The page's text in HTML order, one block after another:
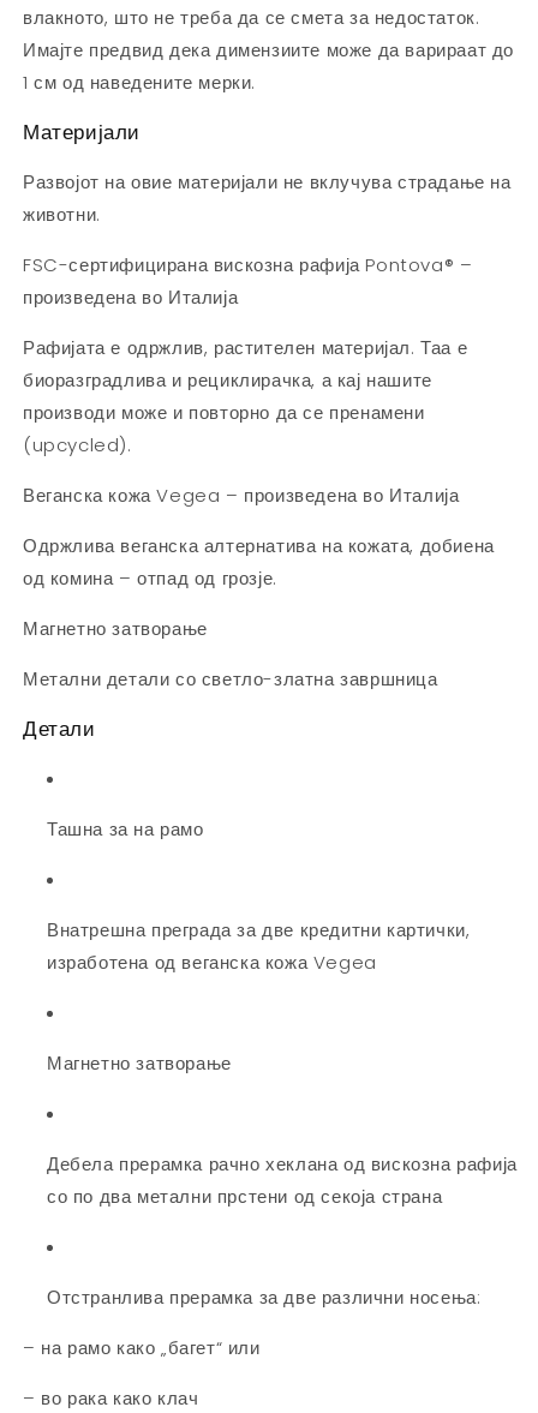
влакното, што не треба да се смета за недостаток.
Имајте предвид дека димензиите може да варираат до
1 см од наведените мерки.
Материјали
Развојот на овие материјали не вклучува страдање на
животни.
FSC-сертифицирана вискозна рафија Pontova® –
произведена во Италија
Рафијата е одржлив, растителен материјал. Таа е
биоразградлива и рециклирачка, а кај нашите
производи може и повторно да се пренамени
(upcycled).
Веганска кожа Vegea – произведена во Италија
Одржлива веганска алтернатива на кожата, добиена
од комина – отпад од грозје.
Магнетно затворање
Метални детали со светло-златна завршница
Детали
Ташна за на рамо
Внатрешна преграда за две кредитни картички,
изработена од веганска кожа Vegea
Магнетно затворање
Дебела прерамка рачно хеклана од вискозна рафија
со по два метални прстени од секоја страна
Отстранлива прерамка за две различни носења:
– на рамо како „багет“ или
– во рака како клач